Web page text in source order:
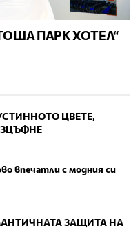
ПАРК ХОТЕЛ“
ЦВЕТЕ,
впечатли с модния си
ЗАЩИТА НА